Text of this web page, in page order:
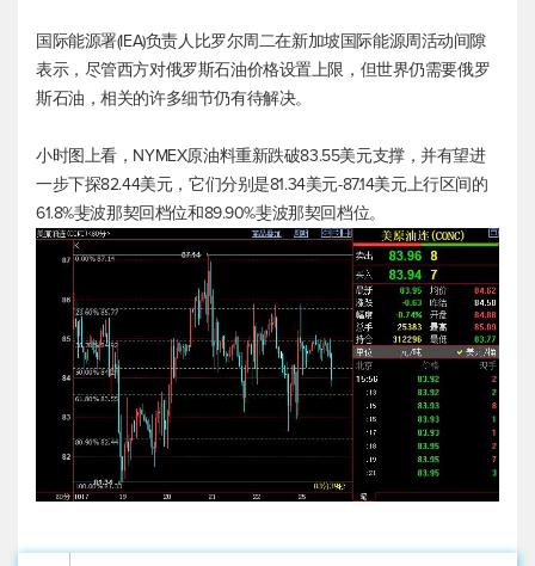
国际能源署(IEA)负责人比罗尔周二在新加坡国际能源周活动间隙
表示，尽管西方对俄罗斯石油价格设置上限，但世界仍需要俄罗
斯石油，相关的许多细节仍有待解决。
小时图上看，NYMEX原油料重新跌破83.55美元支撑，并有望进
一步下探82.44美元，它们分别是81.34美元-87.14美元上行区间的
61.8%斐波那契回档位和89.90%斐波那契回档位。